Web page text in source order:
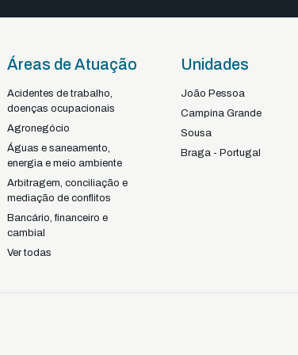
Braga - Portugal
+351
Áreas de Atuação
Acidentes de trabalho,
doenças ocupacionais
Agronegócio
Águas e saneamento,
energia e meio ambiente
Arbitragem, conciliação e
mediação de conflitos
Bancário, financeiro e
cambial
Ver todas
Unidades
João Pessoa
Campina Grande
Sousa
Braga - Portugal